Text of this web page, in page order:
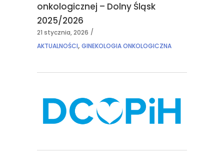
onkologicznej – Dolny Śląsk
2025/2026
21 stycznia, 2026
AKTUALNOŚCI, GINEKOLOGIA ONKOLOGICZNA